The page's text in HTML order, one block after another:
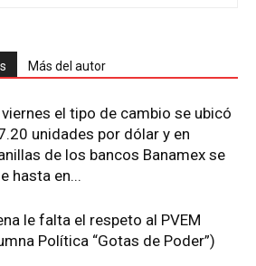
Más del autor
viernes el tipo de cambio se ubicó
unidades por dólar y en
de los bancos Banamex se
hasta en...
le falta el respeto al PVEM
Política “Gotas de Poder”)